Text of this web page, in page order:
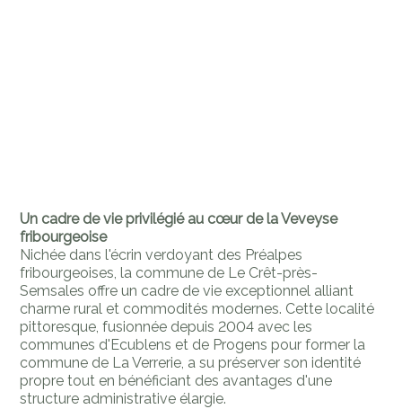
Un cadre de vie privilégié au cœur de la Veveyse
fribourgeoise
Nichée dans l'écrin verdoyant des Préalpes
fribourgeoises, la commune de Le Crêt-près-
Semsales offre un cadre de vie exceptionnel alliant
charme rural et commodités modernes. Cette localité
pittoresque, fusionnée depuis 2004 avec les
communes d'Ecublens et de Progens pour former la
commune de La Verrerie, a su préserver son identité
propre tout en bénéficiant des avantages d'une
structure administrative élargie.